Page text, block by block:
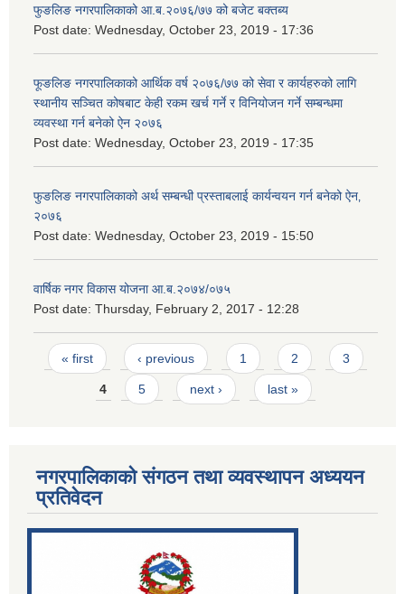
फुङलिङ नगरपालिकाको आ.ब.२०७६/७७ को बजेट बक्तब्य
Post date: Wednesday, October 23, 2019 - 17:36
फूङलिङ नगरपालिकाको आर्थिक वर्ष २०७६/७७ को सेवा र कार्यहरुको लागि
स्थानीय सञ्चित कोषबाट केही रकम खर्च गर्ने र विनियोजन गर्ने सम्बन्धमा
व्यवस्था गर्न बनेको ऐन २०७६
Post date: Wednesday, October 23, 2019 - 17:35
फुङलिङ नगरपालिकाको अर्थ सम्बन्धी प्रस्ताबलाई कार्यन्वयन गर्न बनेको ऐन‚
२०७६
Post date: Wednesday, October 23, 2019 - 15:50
वार्षिक नगर विकास योजना आ.ब.२०७४/०७५
Post date: Thursday, February 2, 2017 - 12:28
Pages
« first ‹ previous 1 2 3
4 5 next › last »
नगरपालिकाको संगठन तथा व्यवस्थापन अध्ययन
प्रतिवेदन